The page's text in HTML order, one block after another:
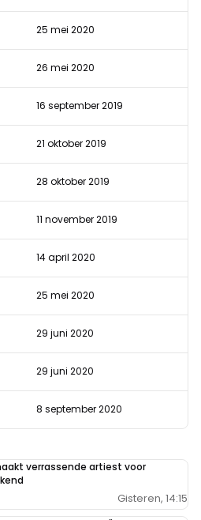
25 mei 2020
26 mei 2020
16 september 2019
21 oktober 2019
28 oktober 2019
11 november 2019
14 april 2020
25 mei 2020
29 juni 2020
29 juni 2020
8 september 2020
verrassende artiest voor
Gisteren, 14:15